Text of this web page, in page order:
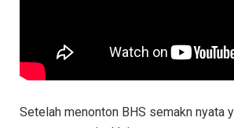
Setelah menonton BHS semakn nyata